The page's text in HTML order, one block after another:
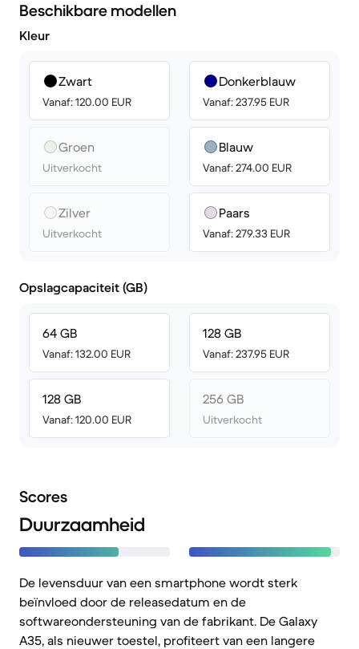
Beschikbare modellen
Kleur
Zwart
Vanaf: 120.00 EUR
Groen
Uitverkocht
Zilver
Uitverkocht
Donkerblauw
Vanaf: 237.95 EUR
Blauw
Vanaf: 274.00 EUR
Paars
Vanaf: 279.33 EUR
Opslagcapaciteit (GB)
64 GB
Vanaf: 132.00 EUR
128 GB
Vanaf: 120.00 EUR
128 GB
Vanaf: 237.95 EUR
256 GB
Uitverkocht
Scores
Duurzaamheid
De levensduur van een smartphone wordt sterk
beïnvloed door de releasedatum en de
softwareondersteuning van de fabrikant. De Galaxy
A35, als nieuwer toestel, profiteert van een langere